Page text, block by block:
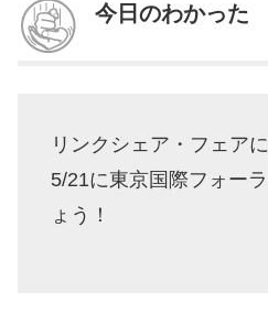
今日のわかった
リンクシェア・フェア
5/21に東京国際フォー
ょう！